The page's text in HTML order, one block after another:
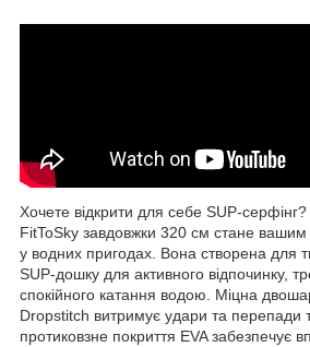
Хочете відкрити для себе SUP-
FitToSky завдовжки 320 см стане вашим
у водних пригодах. Вона створена для
SUP-дошку для активного відпочинку,
спокійного катання водою. Міцна
Dropstitch витримує удари та перепади
протиковзне покриття EVA забезпечує